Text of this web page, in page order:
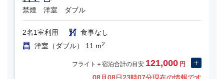
禁煙 洋室 ダブル
2名1室利用
食事なし
洋室（ダブル） 11 m2
フライト＋宿泊合計の目安 121,000 円
08月08日23時07分現在の情報です